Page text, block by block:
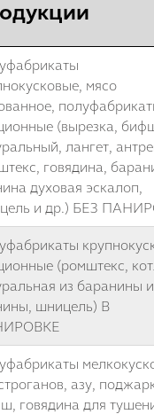
мясо
(вырезка,
лангет,
говядина,
духовая эскалоп,
и др.) БЕЗ
(ромштекс,
из баранины и
шницель) В
азу,
говядина для